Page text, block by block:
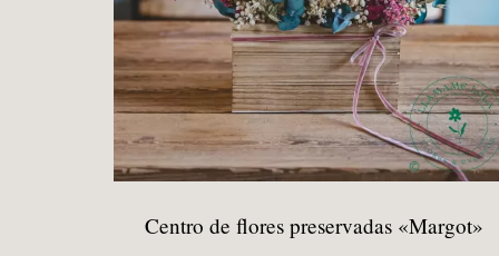
Centro de flores preservadas «Margot»